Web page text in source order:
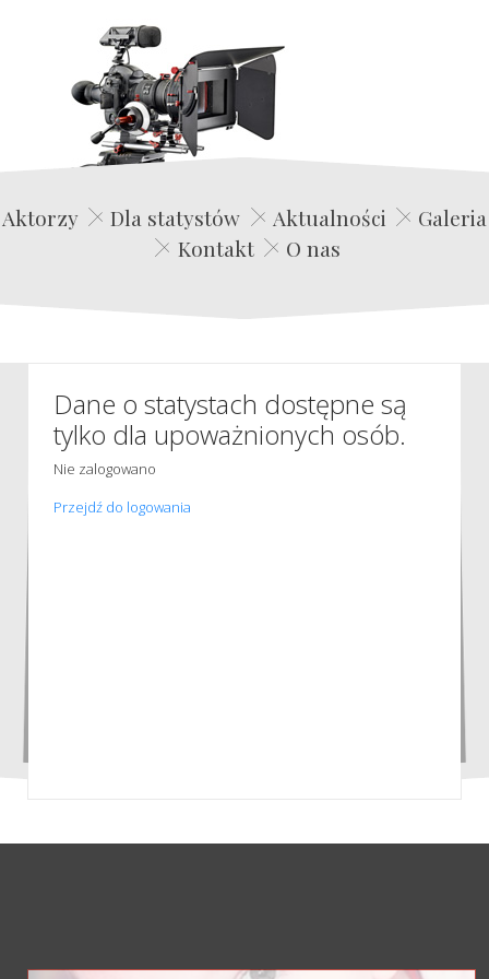
Edwin Film Agencja Aktorska
Aktorzy Dla statystów Aktualności
Galeria
Kontakt
O nas
Dane o statystach dostępne są
tylko dla upoważnionych osób.
Nie zalogowano
Przejdź do logowania